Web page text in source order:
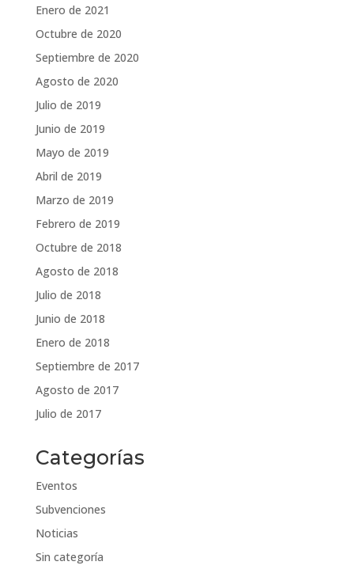
Enero de 2021
Octubre de 2020
Septiembre de 2020
Agosto de 2020
Julio de 2019
Junio de 2019
Mayo de 2019
Abril de 2019
Marzo de 2019
Febrero de 2019
Octubre de 2018
Agosto de 2018
Julio de 2018
Junio de 2018
Enero de 2018
Septiembre de 2017
Agosto de 2017
Julio de 2017
Categorías
Eventos
Subvenciones
Noticias
Sin categoría